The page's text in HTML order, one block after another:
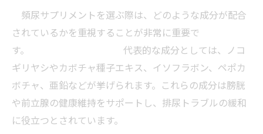
頻尿サプリメントを選ぶ際は、どのような成分が配合
されているかを重視することが非常に重要で
す。 代表的な成分としては、ノコ
ギリヤシやカボチャ種子エキス、イソフラボン、ペポカ
ボチャ、亜鉛などが挙げられます。これらの成分は膀胱
や前立腺の健康維持をサポートし、排尿トラブルの緩和
に役立つとされています。